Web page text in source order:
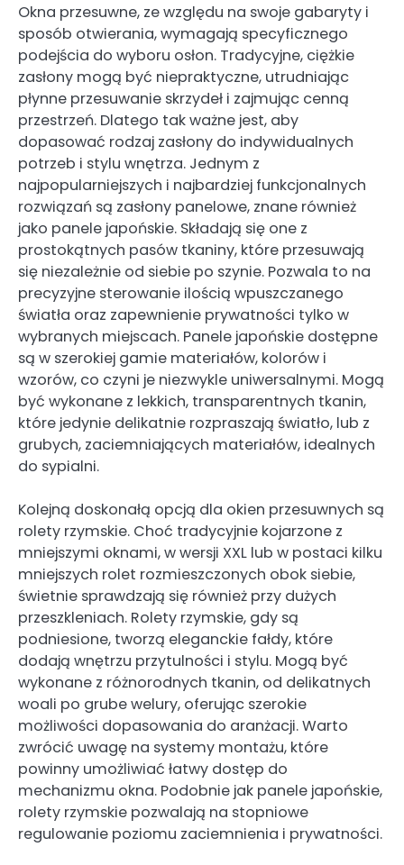
Okna przesuwne, ze względu na swoje gabaryty i
sposób otwierania, wymagają specyficznego
podejścia do wyboru osłon. Tradycyjne, ciężkie
zasłony mogą być niepraktyczne, utrudniając
płynne przesuwanie skrzydeł i zajmując cenną
przestrzeń. Dlatego tak ważne jest, aby
dopasować rodzaj zasłony do indywidualnych
potrzeb i stylu wnętrza. Jednym z
najpopularniejszych i najbardziej funkcjonalnych
rozwiązań są zasłony panelowe, znane również
jako panele japońskie. Składają się one z
prostokątnych pasów tkaniny, które przesuwają
się niezależnie od siebie po szynie. Pozwala to na
precyzyjne sterowanie ilością wpuszczanego
światła oraz zapewnienie prywatności tylko w
wybranych miejscach. Panele japońskie dostępne
są w szerokiej gamie materiałów, kolorów i
wzorów, co czyni je niezwykle uniwersalnymi. Mogą
być wykonane z lekkich, transparentnych tkanin,
które jedynie delikatnie rozpraszają światło, lub z
grubych, zaciemniających materiałów, idealnych
do sypialni.
Kolejną doskonałą opcją dla okien przesuwnych są
rolety rzymskie. Choć tradycyjnie kojarzone z
mniejszymi oknami, w wersji XXL lub w postaci kilku
mniejszych rolet rozmieszczonych obok siebie,
świetnie sprawdzają się również przy dużych
przeszkleniach. Rolety rzymskie, gdy są
podniesione, tworzą eleganckie fałdy, które
dodają wnętrzu przytulności i stylu. Mogą być
wykonane z różnorodnych tkanin, od delikatnych
woali po grube welury, oferując szerokie
możliwości dopasowania do aranżacji. Warto
zwrócić uwagę na systemy montażu, które
powinny umożliwiać łatwy dostęp do
mechanizmu okna. Podobnie jak panele japońskie,
rolety rzymskie pozwalają na stopniowe
regulowanie poziomu zaciemnienia i prywatności.